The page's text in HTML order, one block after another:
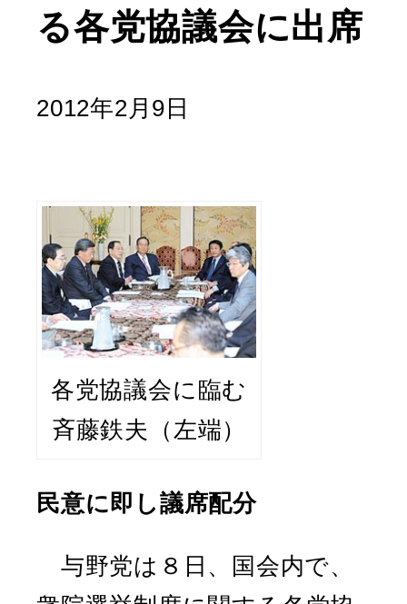
る各党協議会に出席
2012年2月9日
各党協議会に臨む
斉藤鉄夫（左端）
民意に即し議席配分
与野党は８日、国会内で、